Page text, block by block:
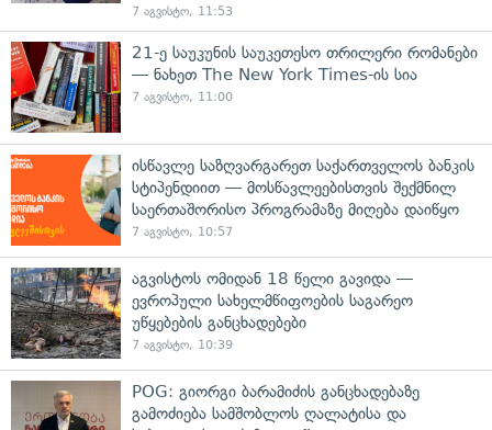
7 აგვისტო, 11:53
21-ე საუკუნის საუკეთესო თრილერი რომანები
— ნახეთ The New York Times-ის სია
7 აგვისტო, 11:00
ისწავლე საზღვარგარეთ საქართველოს ბანკის
სტიპენდიით — მოსწავლეებისთვის შექმნილ
საერთაშორისო პროგრამაზე მიღება დაიწყო
7 აგვისტო, 10:57
აგვისტოს ომიდან 18 წელი გავიდა —
ევროპული სახელმწიფოების საგარეო
უწყებების განცხადებები
7 აგვისტო, 10:39
POG: გიორგი ბარამიძის განცხადებაზე
გამოძიება სამშობლოს ღალატისა და